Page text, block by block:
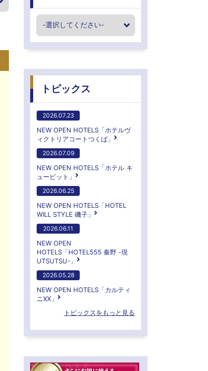
トピックス
2026.07.23
NEW OPEN HOTELS「ホテルヴ
ィクトリアコートつくば」
2026.07.09
NEW OPEN HOTELS「ホテル キ
ューピット」
2026.06.25
NEW OPEN HOTELS「HOTEL
WILL STYLE 磯子」
2026.06.11
NEW OPEN
HOTELS「HOTEL555 秦野 -現
UTSUTSU-」
2026.05.28
NEW OPEN HOTELS「カルティ
ニXX」
トピックスをもっと見る